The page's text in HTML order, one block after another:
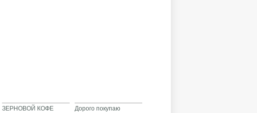
ЗЕРНОВОЙ КОФЕ
Дорого покупаю